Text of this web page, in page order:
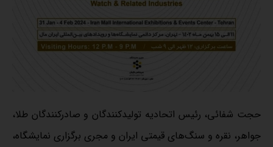
حجت شفائی، رئیس اتحادیه تولیدکنندگان و صادرکنندگان طلا،
جواهر، نقره و سنگ‌های قیمتی ایران و مجری برگزاری نمایشگاه،